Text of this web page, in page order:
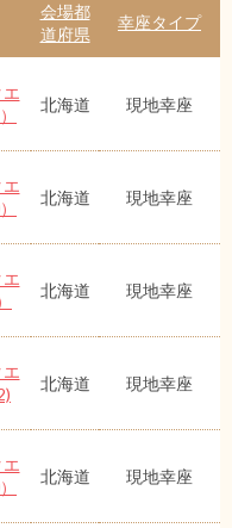
会場都
道府県
幸座タイプ
北海道 現地幸座
北海道 現地幸座
北海道 現地幸座
北海道 現地幸座
北海道 現地幸座